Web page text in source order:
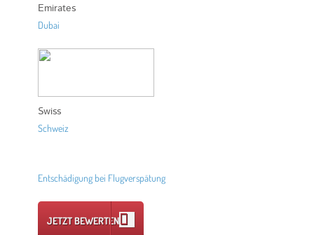
Emirates
Dubai
Swiss
Schweiz
Entschädigung bei Flugverspätung
JETZT BEWERTEN